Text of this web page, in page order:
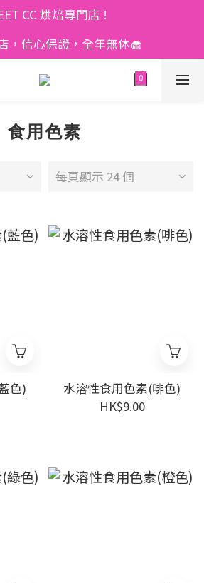
CC 烘焙專門店 !
，信心保證，全年無休🧁
食用色素
每頁顯示 24 個
色)
水溶性食用色素(啡色)
HK$9.00